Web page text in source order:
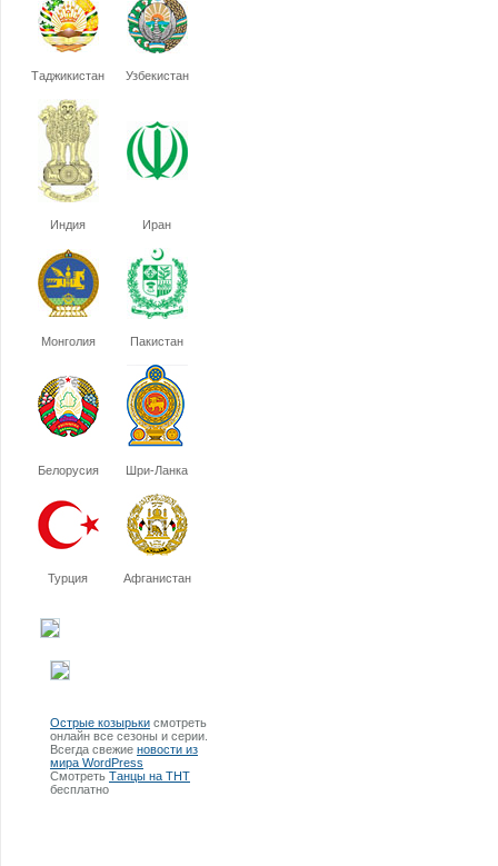
Таджикистан Узбекистан
Индия Иран
Монголия Пакистан
Белорусия Шри-Ланка
Турция Афганистан
Острые козырьки смотреть
онлайн все сезоны и серии.
Всегда свежие новости из
мира WordPress
Смотреть Танцы на ТНТ
бесплатно